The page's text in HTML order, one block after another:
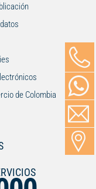
de Colombia